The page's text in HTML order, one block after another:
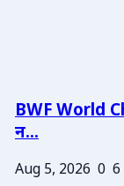
BWF World
न...
Aug 5, 2026 0 6